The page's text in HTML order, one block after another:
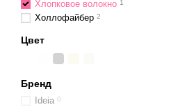
Хлопковое волокно 1
Холлофайбер 2
Цвет
Бренд
Ideia 0